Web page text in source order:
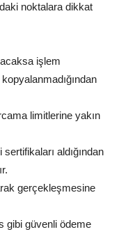
noktalara dikkat
işlem
limitlerine yakın
aldığından
gerçekleşmesine
gibi güvenli ödeme